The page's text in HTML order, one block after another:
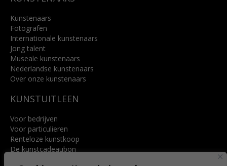
Kunstenaars
Fotografen
Internationale kunstenaars
Jong talent
Museale kunstenaars
Nederlandse kunstenaars
Over onze kunstenaars
KUNSTUITLEEN
Voor bedrijven
Voor particulieren
Renteloze kunstkoop
De kunstcadeaubon